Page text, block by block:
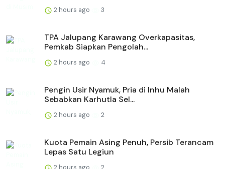
2 hours ago 3
TPA Jalupang Karawang Overkapasitas,
Pemkab Siapkan Pengolah...
2 hours ago 4
Pengin Usir Nyamuk, Pria di Inhu Malah
Sebabkan Karhutla Sel...
2 hours ago 2
Kuota Pemain Asing Penuh, Persib Terancam
Lepas Satu Legiun
2 hours ago 2